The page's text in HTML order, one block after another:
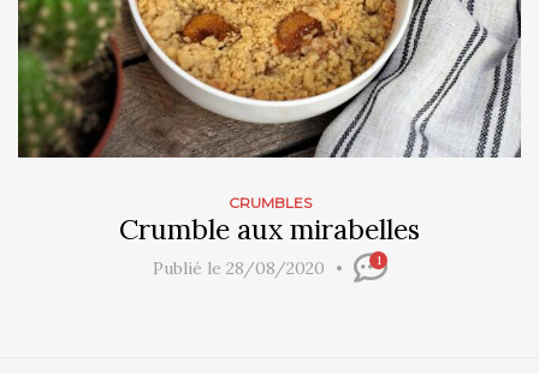
CRUMBLES
Crumble aux mirabelles
Publié le 28/08/2020 1